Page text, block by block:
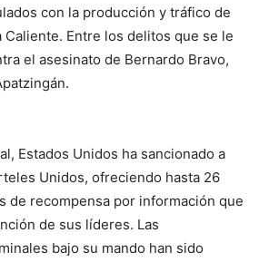
con la producción y tráfico de
Entre los delitos que se le
el asesinato de Bernardo Bravo,
Estados Unidos ha sancionado a
Unidos, ofreciendo hasta 26
de recompensa por información que
de sus líderes. Las
bajo su mando han sido